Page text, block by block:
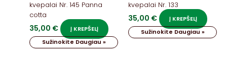
kvepalai Nr. 145 Panna
cotta
35,00 €
Į KREPŠELĮ
Sužinokite Daugiau »
kvepalai Nr. 133
35,00 €
Į KREPŠELĮ
Sužinokite Daugiau »